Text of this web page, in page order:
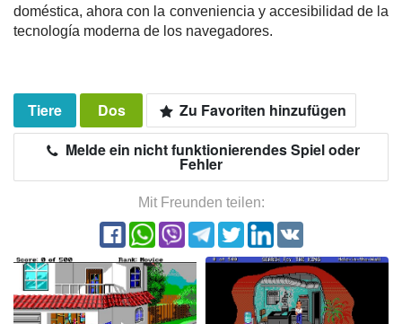
doméstica, ahora con la conveniencia y accesibilidad de la
tecnología moderna de los navegadores.
Tiere Dos
Zu Favoriten hinzufügen
Melde ein nicht funktionierendes Spiel oder
Fehler
Mit Freunden teilen: